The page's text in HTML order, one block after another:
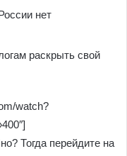
нет
раскрыть свой
watch?
Тогда перейдите на